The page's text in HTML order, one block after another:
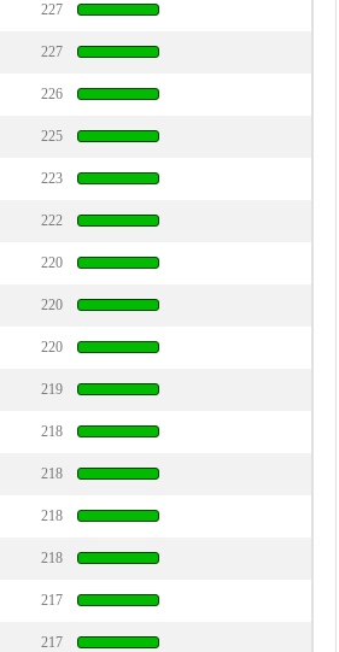
227
227
226
225
223
222
220
220
220
219
218
218
218
218
217
217